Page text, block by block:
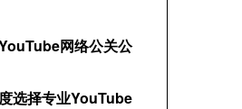
网络公关公
选择专业YouTube